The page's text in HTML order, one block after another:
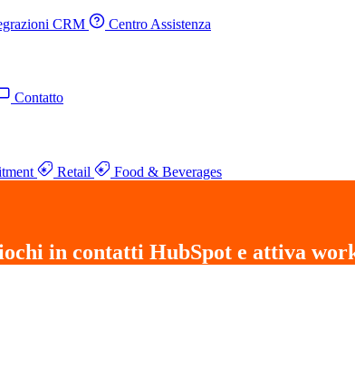
CRM Centro Assistenza
Contatto
Retail Food & Beverages
in contatti HubSpot e attiva